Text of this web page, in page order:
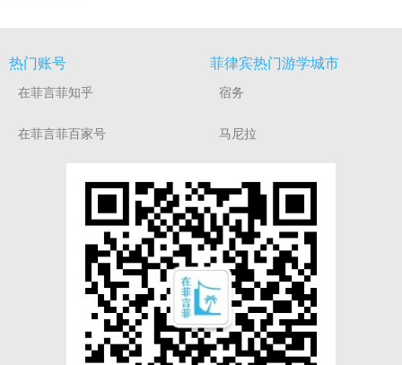
热门账号
在菲言菲知乎
在菲言菲百家号
菲律宾热门游学城市
宿务
马尼拉